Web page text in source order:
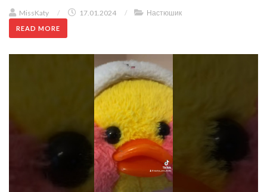
MissKaty / 17.01.2024 / Настюшик
READ MORE